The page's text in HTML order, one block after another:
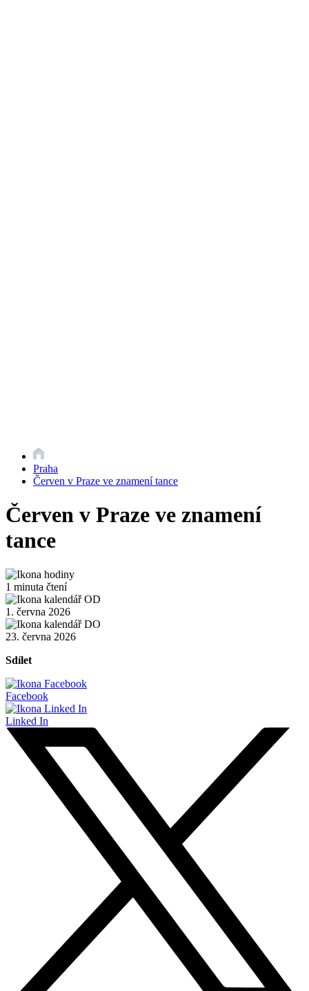
Praha
Červen v Praze ve znamení tance
Červen v Praze ve znamení
tance
1 minuta čtení
1. června 2026
23. června 2026
Sdílet
Facebook
Linked In